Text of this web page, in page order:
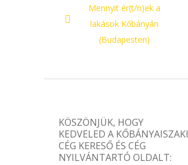
Mennyit ér(t/n)ek a
lakások Kőbányán
(Budapesten)
KÖSZÖNJÜK, HOGY
KEDVELED A KŐBÁNYAISZAKI
CÉG KERESŐ ÉS CÉG
NYILVÁNTARTÓ OLDALT: